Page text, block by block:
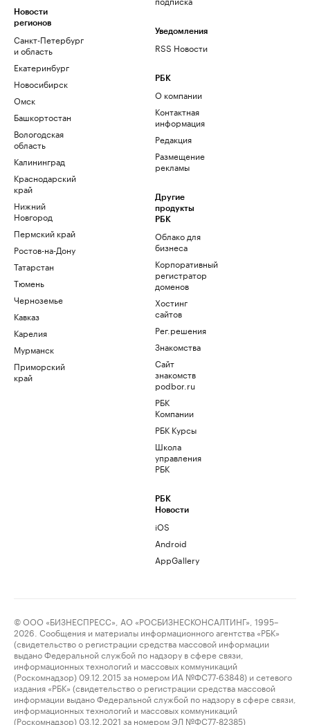
Новости
регионов
Санкт-Петербург
и область
Екатеринбург
Новосибирск
Омск
Башкортостан
Вологодская
область
Калининград
Краснодарский
край
Нижний
Новгород
Пермский край
Ростов-на-Дону
Татарстан
Тюмень
Черноземье
Кавказ
Карелия
Мурманск
Приморский
край
Уведомления
RSS Новости
РБК
О компании
Контактная
информация
Редакция
Размещение
рекламы
Другие
продукты
РБК
Облако для
бизнеса
Корпоративный
регистратор
доменов
Хостинг
сайтов
Рег.решения
Знакомства
Сайт
знакомств
podbor.ru
РБК
Компании
РБК Курсы
Школа
управления
РБК
РБК
Новости
iOS
Android
AppGallery
© ООО «БИЗНЕСПРЕСС», АО «РОСБИЗНЕСКОНСАЛТИНГ», 1995–
2026. Сообщения и материалы информационного агентства «РБК»
(свидетельство о регистрации средства массовой информации
выдано Федеральной службой по надзору в сфере связи,
информационных технологий и массовых коммуникаций
(Роскомнадзор) 09.12.2015 за номером ИА №ФС77-63848) и сетевого
издания «РБК» (свидетельство о регистрации средства массовой
информации выдано Федеральной службой по надзору в сфере связи,
информационных технологий и массовых коммуникаций
(Роскомнадзор) 03.12.2021 за номером ЭЛ №ФС77-82385)